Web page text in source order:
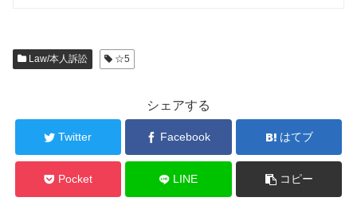
Law/本人訴訟 ☆5
シェアする
Twitter Facebook はてブ
Pocket LINE コピー